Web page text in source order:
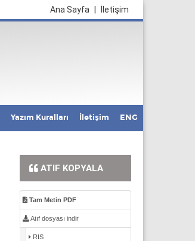
İletişim
Ana Sayfa
Yazım Kuralları İletişim ENG
ATIF KOPYALA
Tam Metin PDF
Atıf dosyası indir
RIS